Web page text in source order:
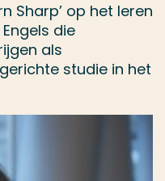
Sharp’ op het leren
die
als
studie in het